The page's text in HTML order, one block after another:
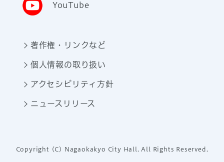
YouTube
著作権・リンクなど
個人情報の取り扱い
アクセシビリティ方針
ニュースリリース
Copyright (C) Nagaokakyo City Hall. All Rights Reserved.